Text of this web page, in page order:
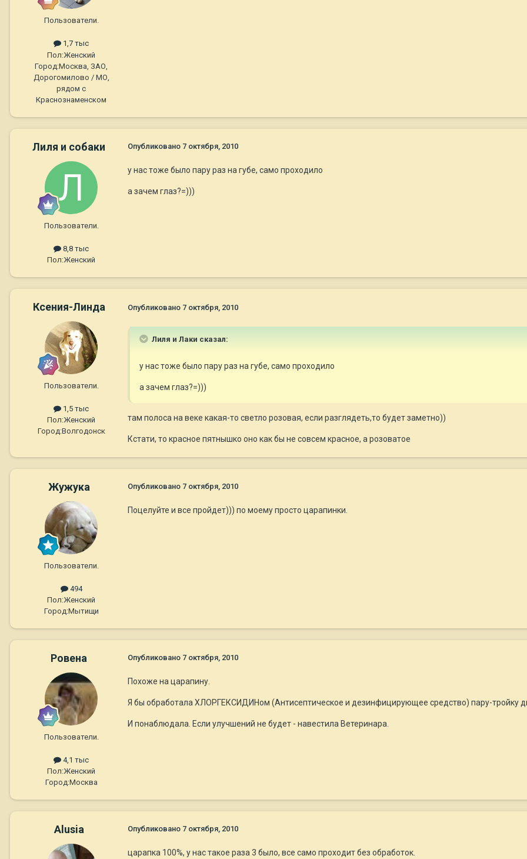
Пользователи.
1,7 тыс
Пол:Женский
Город:Москва, ЗАО,
Дорогомилово / МО,
рядом с
Краснознаменском
Лиля и собаки
Пользователи.
8,8 тыс
Пол:Женский
Опубликовано 7 октября, 2010
у нас тоже было пару раз на губе, само проходило
а зачем глаз?=)))
Ксения-Линда
Пользователи.
1,5 тыс
Пол:Женский
Город:Волгодонск
Опубликовано 7 октября, 2010
Лиля и Лаки сказал:
у нас тоже было пару раз на губе, само проходило
а зачем глаз?=)))
там полоса на веке какая-то светло розовая, если разглядеть,то будет заметно))
Кстати, то красное пятнышко оно как бы не совсем красное, а розоватое
Жужука
Пользователи.
494
Пол:Женский
Город:Мытищи
Опубликовано 7 октября, 2010
Поцелуйте и все пройдет))) по моему просто царапинки.
Ровена
Пользователи.
4,1 тыс
Пол:Женский
Город:Москва
Опубликовано 7 октября, 2010
Похоже на царапину.
Я бы обработала ХЛОРГЕКСИДИНом (Антисептическое и дезинфицирующее средство) пару-тройку
И понаблюдала. Если улучшений не будет - навестила Ветеринара.
Alusia Опубликовано 7 октября, 2010
царапка 100%, у нас такое раза 3 было, все само проходит без обработок.